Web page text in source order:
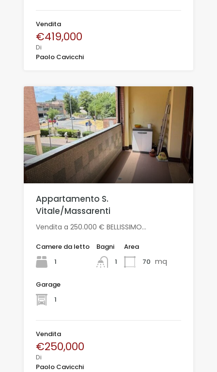
Vendita
€419,000
Di
Paolo Cavicchi
Appartamento S.
Vitale/Massarenti
Vendita a 250.000 € BELLISSIMO…
Camere da letto
1
Bagni
1
Area
70 mq
Garage
1
Vendita
€250,000
Di
Paolo Cavicchi